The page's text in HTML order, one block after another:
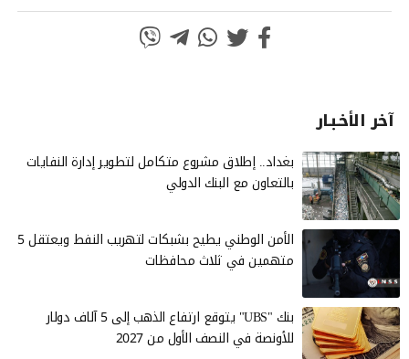
آخر الأخـبـار
بغداد.. إطلاق مشروع متكامل لتطوير إدارة النفايات
بالتعاون مع البنك الدولي
الأمن الوطني يطيح بشبكات لتهريب النفط ويعتقل 5
متهمين في ثلاث محافظات
بنك "UBS" يتوقع ارتفاع الذهب إلى 5 آلاف دولار
للأونصة في النصف الأول من 2027